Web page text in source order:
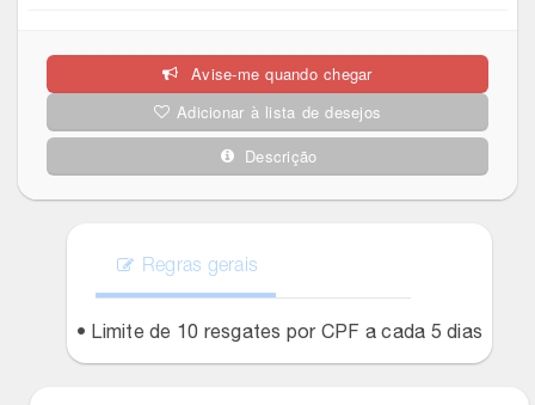
Cozinha
Doações
Eletrodomésticos
Eletroportáteis
Extra
Fortaleza
Gama Italy
Giftty
Individual
Insider
John John
Le Lis
Avise-me quando chegar
Adicionar à lista de desejos
Descrição
Regras gerais
• Limite de 10 resgates por CPF a cada 5 dias